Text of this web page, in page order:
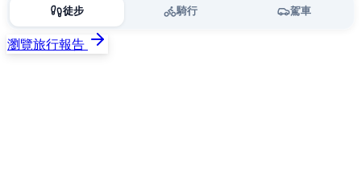
徒步 騎行 駕車
瀏覽旅行報告